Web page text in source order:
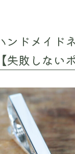
ンドメイド
失敗しない